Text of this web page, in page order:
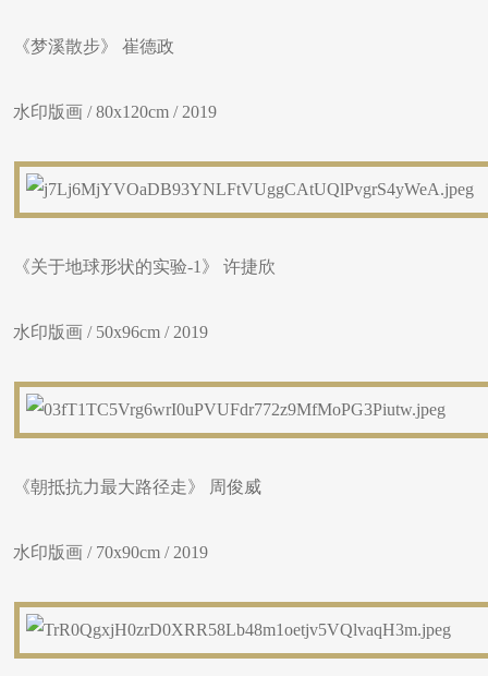
《梦溪散步》 崔德政
水印版画 / 80x120cm / 2019
《关于地球形状的实验-1》 许捷欣
水印版画 / 50x96cm / 2019
《朝抵抗力最大路径走》 周俊威
水印版画 / 70x90cm / 2019